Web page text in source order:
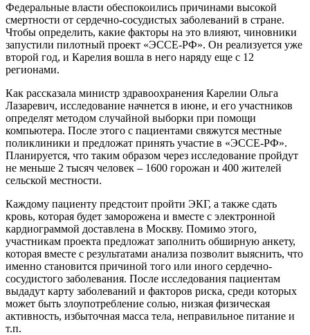
Федеральные власти обеспокоились причинами высокой
смертности от сердечно-сосудистых заболеваний в стране.
Чтобы определить, какие факторы на это влияют, чиновники
запустили пилотный проект «ЭССЕ-РФ». Он реализуется уже
второй год, и Карелия вошла в него наряду еще с 12
регионами.
Как рассказала министр здравоохранения Карелии Ольга
Лазаревич, исследование начнется в июне, и его участников
определят методом случайной выборки при помощи
компьютера. После этого с пациентами свяжутся местные
поликлиники и предложат принять участие в «ЭССЕ-РФ».
Планируется, что таким образом через исследование пройдут
не меньше 2 тысяч человек – 1600 горожан и 400 жителей
сельской местности.
Каждому пациенту предстоит пройти ЭКГ, а также сдать
кровь, которая будет заморожена и вместе с электронной
кардиограммой доставлена в Москву. Помимо этого,
участникам проекта предложат заполнить обширную анкету,
которая вместе с результатами анализа позволит выяснить, что
именно становится причиной того или иного сердечно-
сосудистого заболевания. После исследования пациентам
выдадут карту заболеваний и факторов риска, среди которых
может быть злоупотребление солью, низкая физическая
активность, избыточная масса тела, неправильное питание и
т.п.